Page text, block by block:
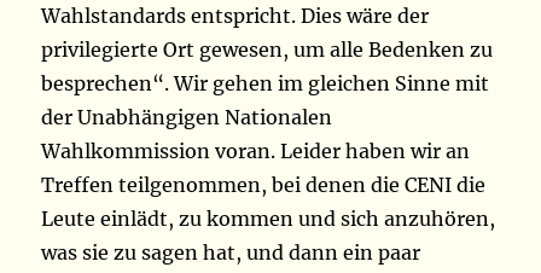
Wahlstandards entspricht. Dies wäre der
privilegierte Ort gewesen, um alle Bedenken zu
besprechen“. Wir gehen im gleichen Sinne mit
der Unabhängigen Nationalen
Wahlkommission voran. Leider haben wir an
Treffen teilgenommen, bei denen die CENI die
Leute einlädt, zu kommen und sich anzuhören,
was sie zu sagen hat, und dann ein paar